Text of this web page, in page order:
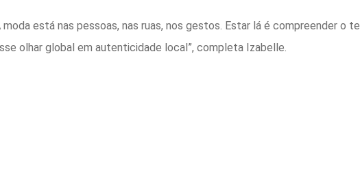
moda está nas pessoas, nas ruas, nos gestos. Estar lá é compreender o
sse olhar global em autenticidade local”, completa Izabelle.